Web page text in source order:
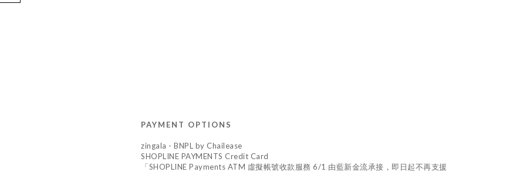
PAYMENT OPTIONS
zingala - BNPL by Chailease
SHOPLINE PAYMENTS Credit Card
「SHOPLINE Payments ATM 虛擬帳號收款服務 6/1 由藍新金流承接，即日起不再支援